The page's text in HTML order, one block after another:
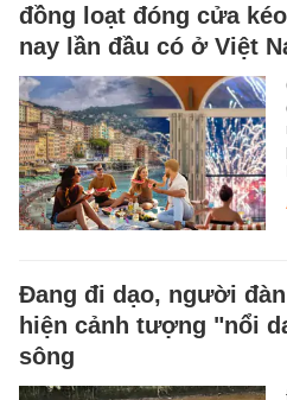
đồng loạt đóng cửa
nay lần đầu có ở Việt
Đang đi dạo, người
hiện cảnh tượng "nổi
sông